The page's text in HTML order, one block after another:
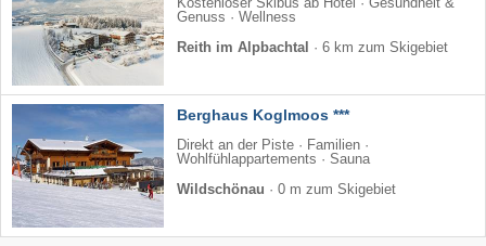
Kostenloser Skibus ab Hotel · Gesundheit &
Genuss · Wellness
Reith im Alpbachtal · 6 km zum Skigebiet
Berghaus Koglmoos ***
Direkt an der Piste · Familien ·
Wohlfühlappartements · Sauna
Wildschönau · 0 m zum Skigebiet